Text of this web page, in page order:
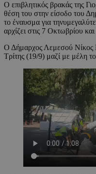
O επιβλητικός βρακάς της
θέση του στην είσοδο του
το έναυσμα για
αρχίζει στις 7 Οκτωβρίου
Ο Δήμαρχος Λεμεσού Νίκος
Τρίτης (19/9) μαζί με μέλη